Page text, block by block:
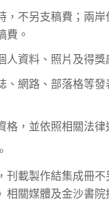
，不另支稿費；兩岸
費。
人資料、照片及得獎
、網路、部落格等發
格，並依照相關法律
刊載製作結集成冊不
相關媒體及金沙書院